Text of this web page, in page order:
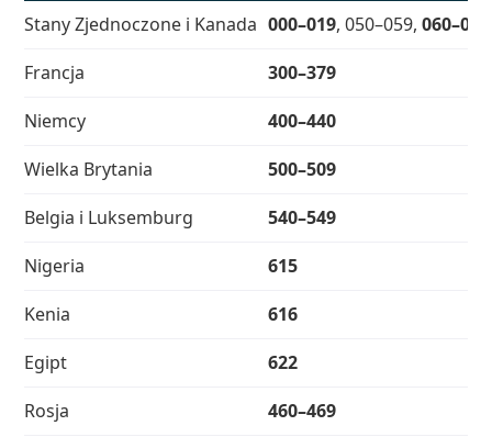
Stany Zjednoczone i Kanada 000–019, 050–059,060–099
Francja
300–379
Niemcy
400–440
Wielka Brytania
500–509
Belgia i Luksemburg
540–549
Nigeria
615
Kenia
616
Egipt
622
Rosja
460–469